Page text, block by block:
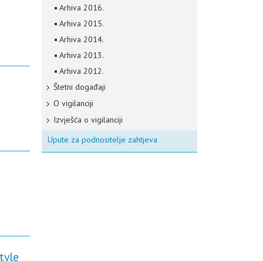
Arhiva 2016.
Arhiva 2015.
Arhiva 2014.
Arhiva 2013.
Arhiva 2012.
Štetni događaji
O vigilanciji
Izvješća o vigilanciji
Upute za podnositelje zahtjeva